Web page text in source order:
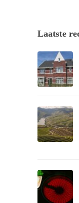
Themes by
now!
Laatste